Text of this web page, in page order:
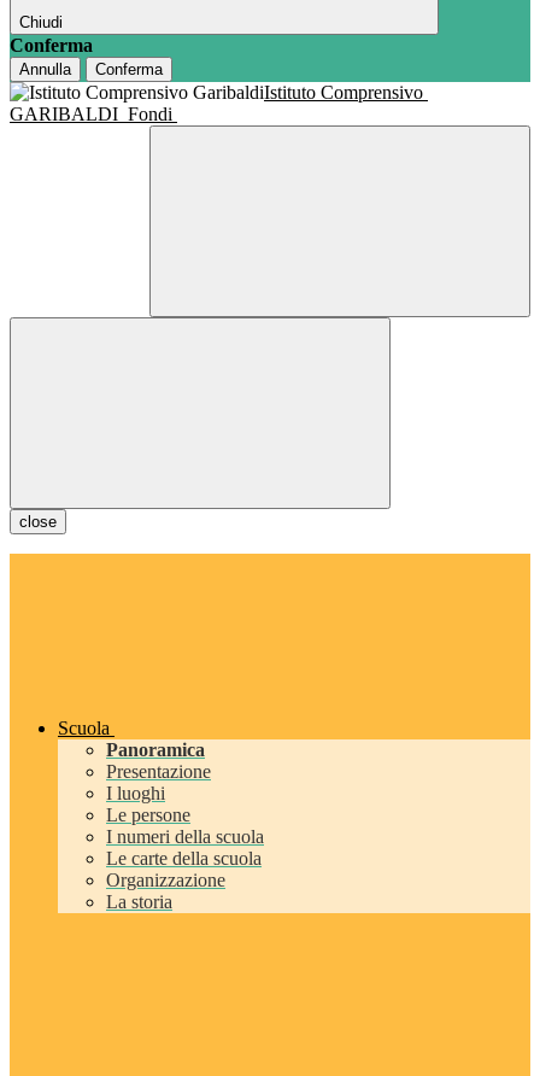
Chiudi
Conferma
Annulla Conferma
Istituto Comprensivo
GARIBALDI Fondi
close
Scuola
Panoramica
Presentazione
I luoghi
Le persone
I numeri della scuola
Le carte della scuola
Organizzazione
La storia